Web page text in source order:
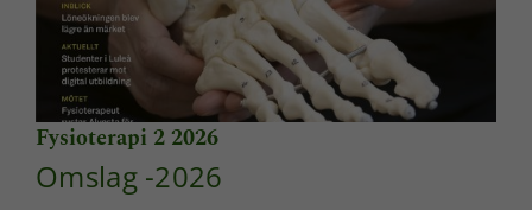
Fysioterapi 2 2026
Omslag -2026